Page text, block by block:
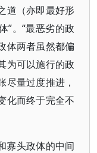
道（亦即最好形
”。“最恶劣的政
体两者虽然都偏
为可以施行的政
尽量过度推进，
化而终于完全不
寡头政体的中间